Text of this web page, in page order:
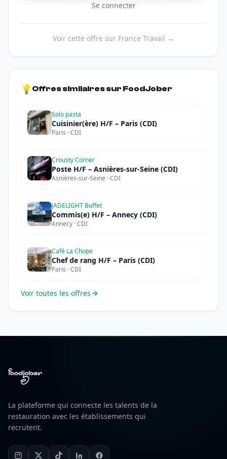
Se connecter
Voir cette offre sur France Travail →
💡 Offres similaires sur FoodJober
Solo pasta
Cuisinier(ère) H/F – Paris (CDI)
Paris · CDI
Crousty Corner
Poste H/F – Asnières-sur-Seine (CDI)
Asnières-sur-Seine · CDI
JADELIGHT Buffet
Commis(e) H/F – Annecy (CDI)
Annecy · CDI
Café La Chope
Chef de rang H/F – Paris (CDI)
Paris · CDI
Voir toutes les offres
La plateforme qui connecte les talents de la
restauration avec les établissements qui
recrutent.